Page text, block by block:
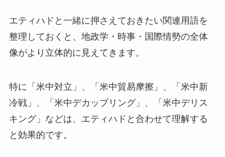
エティハドと一緒に押さえておきたい関連用語を
整理しておくと、地政学・時事・国際情勢の全体
像がより立体的に見えてきます。
特に「米中対立」、「米中貿易摩擦」、「米中新
冷戦」、「米中デカップリング」、「米中デリス
キング」などは、エティハドと合わせて理解する
と効果的です。